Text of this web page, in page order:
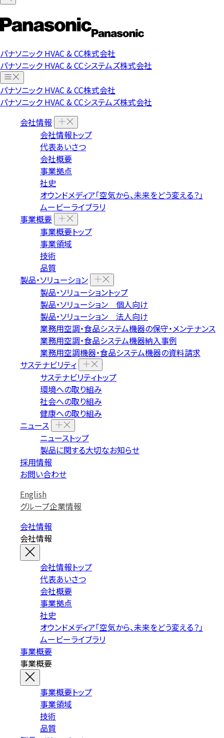
パナソニック HVAC & CC株式会社
パナソニック HVAC & CCシステムズ株式会社
パナソニック HVAC & CC株式会社
パナソニック HVAC & CCシステムズ株式会社
会社情報
会社情報トップ
代表あいさつ
会社概要
事業拠点
社史
オウンドメディア「空気から、未来をどう変える？」
ムービーライブラリ
事業概要
事業概要トップ
事業領域
技術
品質
製品・ソリューション
製品・ソリューショントップ
製品・ソリューション 個人向け
製品・ソリューション 法人向け
業務用空調・食品システム機器の保守・メンテナンス
業務用空調・食品システム機器納入事例
業務用空調機器・食品システム機器の資料請求
サステナビリティ
サステナビリティトップ
環境への取り組み
社会への取り組み
健康への取り組み
ニュース
ニューストップ
製品に関する大切なお知らせ
採用情報
お問い合わせ
English
グループ企業情報
会社情報
会社情報
会社情報トップ
代表あいさつ
会社概要
事業拠点
社史
オウンドメディア「空気から、未来をどう変える？」
ムービーライブラリ
事業概要
事業概要
事業概要トップ
事業領域
技術
品質